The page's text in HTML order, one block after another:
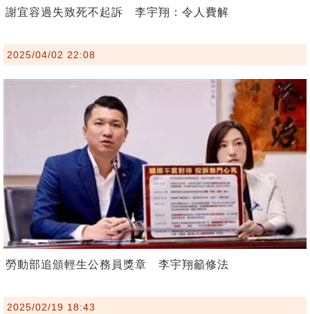
謝宜容過失致死不起訴 李宇翔：令人費解
2025/04/02 22:08
勞動部追頒輕生公務員獎章 李宇翔籲修法
2025/02/19 18:43